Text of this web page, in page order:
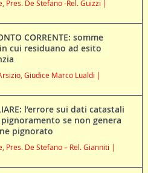
Pres. De Stefano -Rel. Guizzi |
CORRENTE: somme
cui residuano ad esito
Giudice Marco Lualdi |
l’errore sui dati catastali
se non genera
pignorato
De Stefano – Rel. Gianniti |